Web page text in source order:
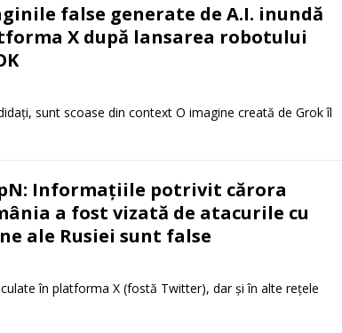
false generate de A.I. inundă
X după lansarea robotului
sunt scoase din context O imagine creată de Grok îl
Informaţiile potrivit cărora
a fost vizată de atacurile cu
ale Rusiei sunt false
în platforma X (fostă Twitter), dar şi în alte reţele